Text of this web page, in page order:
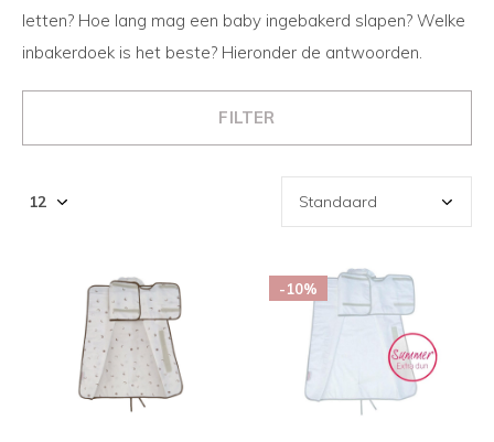
letten? Hoe lang mag een baby ingebakerd slapen? Welke
inbakerdoek is het beste? Hieronder de antwoorden.
FILTER
-10%